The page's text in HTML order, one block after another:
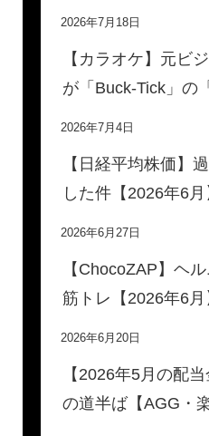
2026年7月18日
【カラオケ】元ビ
が「Buck-Tick」の
2026年7月4日
【日経平均株価】
した件【2026年6月
2026年6月27日
【ChocoZAP】ヘ
筋トレ【2026年6月
2026年6月20日
【2026年5月の配
の道半ば【AGG・